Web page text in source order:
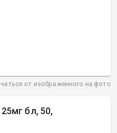
бл, 50,
от изображенного на фото